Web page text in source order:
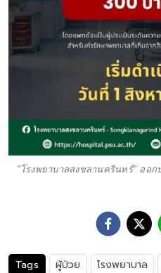
"โรงพยาบาลสงขลานครินทร์" ออ
Tags ผู้ป่วย โรงพยาบาล